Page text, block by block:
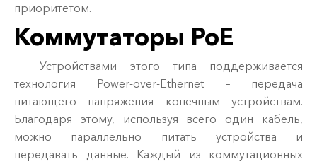
приоритетом.
Коммутаторы PoE
Устройствами этого типа поддерживается
технология Power-over-Ethernet – передача
питающего напряжения конечным устройствам.
Благодаря этому, используя всего один кабель,
можно параллельно питать устройства и
передавать данные. Каждый из коммутационных